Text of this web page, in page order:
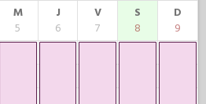
M
5
J
6
V
7
S
8
D
9